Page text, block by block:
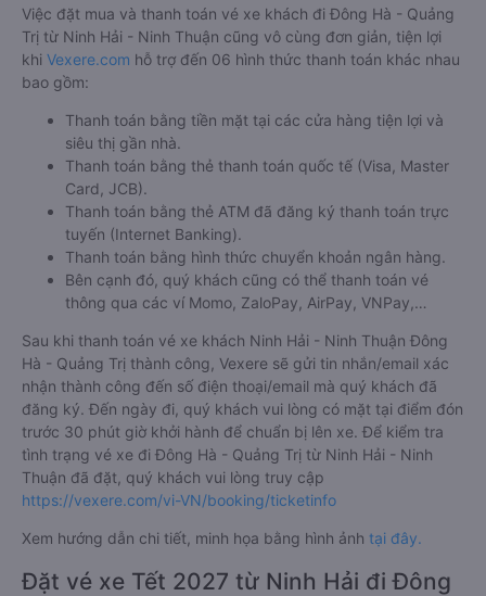
Việc đặt mua và thanh toán vé xe khách đi Đông Hà - Quảng
Trị từ Ninh Hải - Ninh Thuận cũng vô cùng đơn giản, tiện lợi
khi Vexere.com hỗ trợ đến 06 hình thức thanh toán khác nhau
bao gồm:
Thanh toán bằng tiền mặt tại các cửa hàng tiện lợi và
siêu thị gần nhà.
Thanh toán bằng thẻ thanh toán quốc tế (Visa, Master
Card, JCB).
Thanh toán bằng thẻ ATM đã đăng ký thanh toán trực
tuyến (Internet Banking).
Thanh toán bằng hình thức chuyển khoản ngân hàng.
Bên cạnh đó, quý khách cũng có thể thanh toán vé
thông qua các ví Momo, ZaloPay, AirPay, VNPay,…
Sau khi thanh toán vé xe khách Ninh Hải - Ninh Thuận Đông
Hà - Quảng Trị thành công, Vexere sẽ gửi tin nhắn/email xác
nhận thành công đến số điện thoại/email mà quý khách đã
đăng ký. Đến ngày đi, quý khách vui lòng có mặt tại điểm đón
trước 30 phút giờ khởi hành để chuẩn bị lên xe. Để kiểm tra
tình trạng vé xe đi Đông Hà - Quảng Trị từ Ninh Hải - Ninh
Thuận đã đặt, quý khách vui lòng truy cập
https://vexere.com/vi-VN/booking/ticketinfo
Xem hướng dẫn chi tiết, minh họa bằng hình ảnh tại đây.
Đặt vé xe Tết 2027 từ Ninh Hải đi Đông